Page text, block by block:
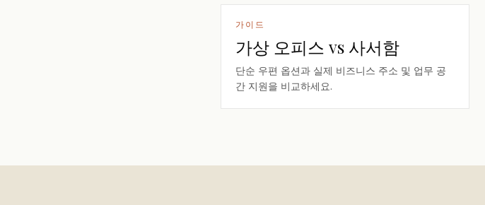
가이드
가상 오피스 vs 사서함
단순 우편 옵션과 실제 비즈니스 주소 및 업무 공
간 지원을 비교하세요.